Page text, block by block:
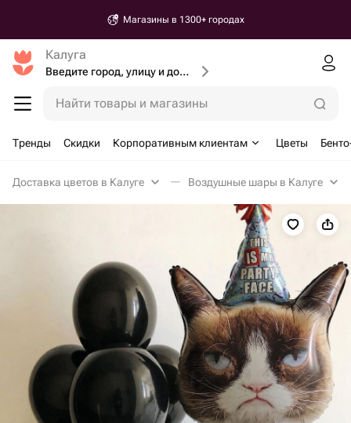
Магазины в 1300+ городах
Калуга
Введите город, улицу и дом доставки
Найти товары и магазины
Тренды Скидки Корпоративным клиентам Цветы
Доставка цветов в Калуге Воздушные шары в Калуге